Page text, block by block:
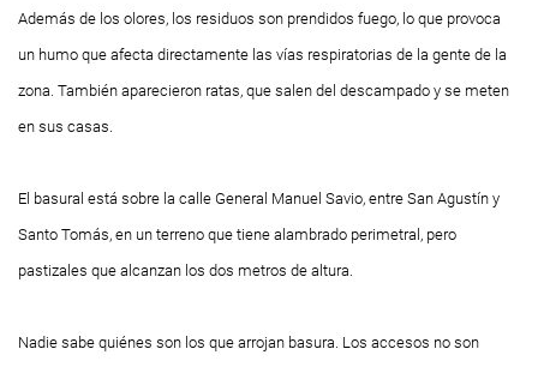
Además de los olores, los residuos son prendidos fuego, lo que provoca
un humo que afecta directamente las vías respiratorias de la gente de la
zona. También aparecieron ratas, que salen del descampado y se meten
en sus casas.
El basural está sobre la calle General Manuel Savio, entre San Agustín y
Santo Tomás, en un terreno que tiene alambrado perimetral, pero
pastizales que alcanzan los dos metros de altura.
Nadie sabe quiénes son los que arrojan basura. Los accesos no son